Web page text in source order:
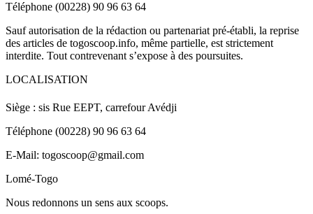
Téléphone (00228) 90 96 63 64
Sauf autorisation de la rédaction ou partenariat pré-établi, la reprise
des articles de togoscoop.info, même partielle, est strictement
interdite. Tout contrevenant s’expose à des poursuites.
LOCALISATION
Siège : sis Rue EEPT, carrefour Avédji
Téléphone (00228) 90 96 63 64
E-Mail: togoscoop@gmail.com
Lomé-Togo
Nous redonnons un sens aux scoops.